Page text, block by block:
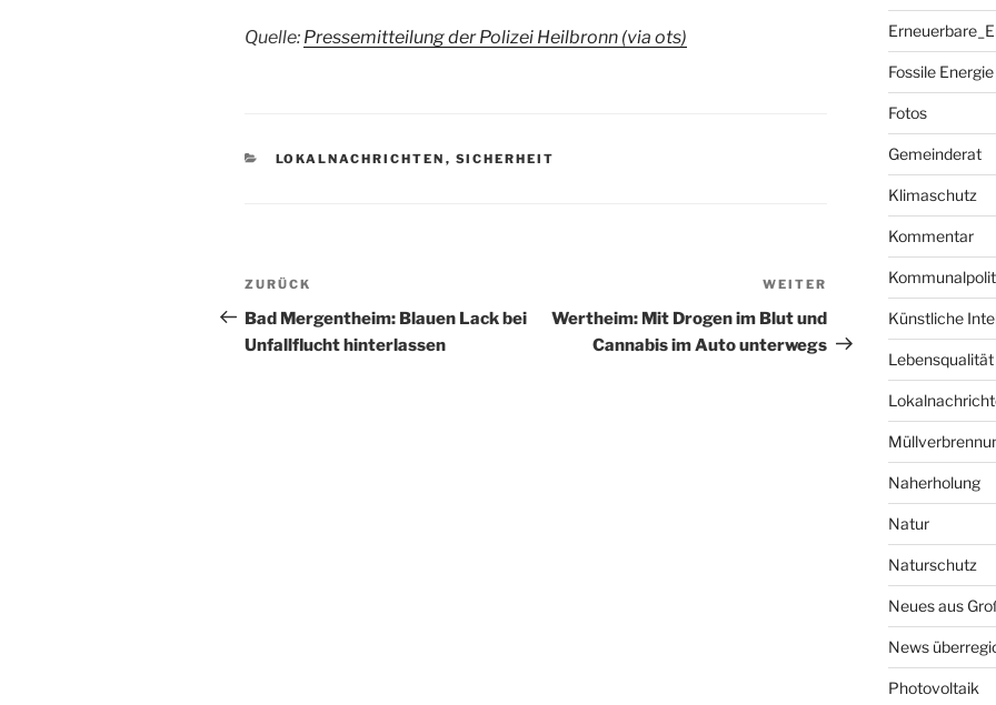
Quelle: Pressemitteilung der Polizei Heilbronn (via ots)
KATEGORIEN
LOKALNACHRICHTEN , SICHERHEIT
Beitragsnavigation
Vorheriger
Beitrag
ZURÜCK
Bad Mergentheim: Blauen Lack bei
Unfallflucht hinterlassen
Nächster
Beitrag
WEITER
Wertheim: Mit Drogen im Blut und
Cannabis im Auto unterwegs
Fossile Energie
Fotos
Gemeinderat
Klimaschutz
Kommentar
Künstliche
Naherholung
Natur
Naturschutz
Neues aus
News
Photovoltaik